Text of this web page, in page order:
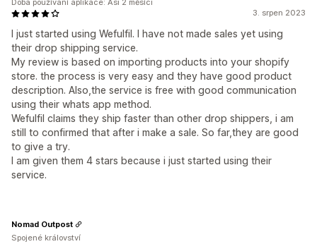
3. srpen 2023
I just started using Wefulfil. I have not made sales yet using
their drop shipping service.
My review is based on importing products into your shopify
store. the process is very easy and they have good product
description. Also,the service is free with good communication
using their whats app method.
Wefulfil claims they ship faster than other drop shippers, i am
still to confirmed that after i make a sale. So far,they are good
to give a try.
I am given them 4 stars because i just started using their
service.
Doba používání aplikace: Asi 2 měsíci
Nomad Outpost
Spojené království